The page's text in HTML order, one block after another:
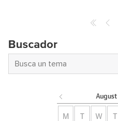
Buscador
August
M W